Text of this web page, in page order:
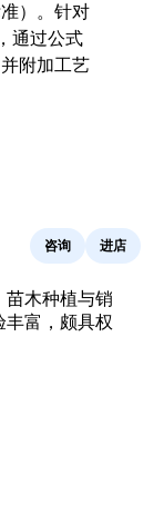
）。针对
通过公式
附加工艺
咨询 进店
苗木种植与销
丰富，颇具权